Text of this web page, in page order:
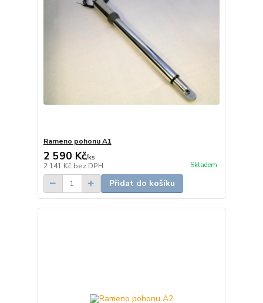
Rameno pohonu A1
2 590 Kč/ks
2 141 Kč bez DPH Skladem
Přidat do košíku